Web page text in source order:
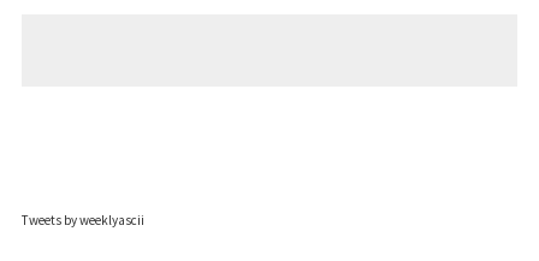
Tweets by weeklyascii